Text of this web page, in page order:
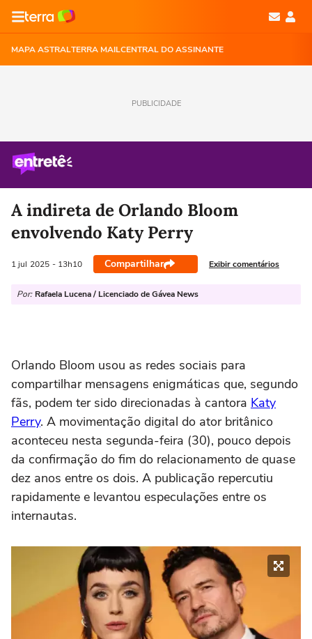
MAPA ASTRALTERRA MAILCENTRAL DO ASSINANTE
PUBLICIDADE
A indireta de Orlando Bloom
envolvendo Katy Perry
1 jul 2025 - 13h10 Compartilhar Exibir comentários
Por: Rafaela Lucena / Licenciado de Gávea News
Orlando Bloom usou as redes sociais para
compartilhar mensagens enigmáticas que, segundo
fãs, podem ter sido direcionadas à cantora Katy
Perry. A movimentação digital do ator britânico
aconteceu nesta segunda-feira (30), pouco depois
da confirmação do fim do relacionamento de quase
dez anos entre os dois. A publicação repercutiu
rapidamente e levantou especulações entre os
internautas.